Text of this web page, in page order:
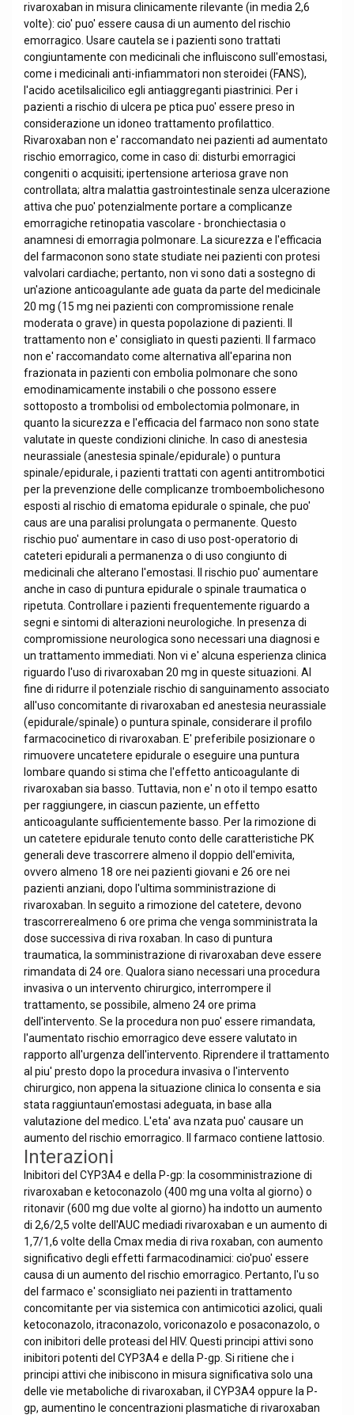
rivaroxaban in misura clinicamente rilevante (in media 2,6
volte): cio' puo' essere causa di un aumento del rischio
emorragico. Usare cautela se i pazienti sono trattati
congiuntamente con medicinali che influiscono sull'emostasi,
come i medicinali anti-infiammatori non steroidei (FANS),
l'acido acetilsalicilico egli antiaggreganti piastrinici. Per i
pazienti a rischio di ulcera pe ptica puo' essere preso in
considerazione un idoneo trattamento profilattico.
Rivaroxaban non e' raccomandato nei pazienti ad aumentato
rischio emorragico, come in caso di: disturbi emorragici
congeniti o acquisiti; ipertensione arteriosa grave non
controllata; altra malattia gastrointestinale senza ulcerazione
attiva che puo' potenzialmente portare a complicanze
emorragiche retinopatia vascolare - bronchiectasia o
anamnesi di emorragia polmonare. La sicurezza e l'efficacia
del farmaconon sono state studiate nei pazienti con protesi
valvolari cardiache; pertanto, non vi sono dati a sostegno di
un'azione anticoagulante ade guata da parte del medicinale
20 mg (15 mg nei pazienti con compromissione renale
moderata o grave) in questa popolazione di pazienti. Il
trattamento non e' consigliato in questi pazienti. Il farmaco
non e' raccomandato come alternativa all'eparina non
frazionata in pazienti con embolia polmonare che sono
emodinamicamente instabili o che possono essere
sottoposto a trombolisi od embolectomia polmonare, in
quanto la sicurezza e l'efficacia del farmaco non sono state
valutate in queste condizioni cliniche. In caso di anestesia
neurassiale (anestesia spinale/epidurale) o puntura
spinale/epidurale, i pazienti trattati con agenti antitrombotici
per la prevenzione delle complicanze tromboembolichesono
esposti al rischio di ematoma epidurale o spinale, che puo'
caus are una paralisi prolungata o permanente. Questo
rischio puo' aumentare in caso di uso post-operatorio di
cateteri epidurali a permanenza o di uso congiunto di
medicinali che alterano l'emostasi. Il rischio puo' aumentare
anche in caso di puntura epidurale o spinale traumatica o
ripetuta. Controllare i pazienti frequentemente riguardo a
segni e sintomi di alterazioni neurologiche. In presenza di
compromissione neurologica sono necessari una diagnosi e
un trattamento immediati. Non vi e' alcuna esperienza clinica
riguardo l'uso di rivaroxaban 20 mg in queste situazioni. Al
fine di ridurre il potenziale rischio di sanguinamento associato
all'uso concomitante di rivaroxaban ed anestesia neurassiale
(epidurale/spinale) o puntura spinale, considerare il profilo
farmacocinetico di rivaroxaban. E' preferibile posizionare o
rimuovere uncatetere epidurale o eseguire una puntura
lombare quando si stima che l'effetto anticoagulante di
rivaroxaban sia basso. Tuttavia, non e' n oto il tempo esatto
per raggiungere, in ciascun paziente, un effetto
anticoagulante sufficientemente basso. Per la rimozione di
un catetere epidurale tenuto conto delle caratteristiche PK
generali deve trascorrere almeno il doppio dell'emivita,
ovvero almeno 18 ore nei pazienti giovani e 26 ore nei
pazienti anziani, dopo l'ultima somministrazione di
rivaroxaban. In seguito a rimozione del catetere, devono
trascorrerealmeno 6 ore prima che venga somministrata la
dose successiva di riva roxaban. In caso di puntura
traumatica, la somministrazione di rivaroxaban deve essere
rimandata di 24 ore. Qualora siano necessari una procedura
invasiva o un intervento chirurgico, interrompere il
trattamento, se possibile, almeno 24 ore prima
dell'intervento. Se la procedura non puo' essere rimandata,
l'aumentato rischio emorragico deve essere valutato in
rapporto all'urgenza dell'intervento. Riprendere il trattamento
al piu' presto dopo la procedura invasiva o l'intervento
chirurgico, non appena la situazione clinica lo consenta e sia
stata raggiuntaun'emostasi adeguata, in base alla
valutazione del medico. L'eta' ava nzata puo' causare un
aumento del rischio emorragico. Il farmaco contiene lattosio.
Interazioni
Inibitori del CYP3A4 e della P-gp: la cosomministrazione di
rivaroxaban e ketoconazolo (400 mg una volta al giorno) o
ritonavir (600 mg due volte al giorno) ha indotto un aumento
di 2,6/2,5 volte dell'AUC mediadi rivaroxaban e un aumento di
1,7/1,6 volte della Cmax media di riva roxaban, con aumento
significativo degli effetti farmacodinamici: cio'puo' essere
causa di un aumento del rischio emorragico. Pertanto, l'u so
del farmaco e' sconsigliato nei pazienti in trattamento
concomitante per via sistemica con antimicotici azolici, quali
ketoconazolo, itraconazolo, voriconazolo e posaconazolo, o
con inibitori delle proteasi del HIV. Questi principi attivi sono
inibitori potenti del CYP3A4 e della P-gp. Si ritiene che i
principi attivi che inibiscono in misura significativa solo una
delle vie metaboliche di rivaroxaban, il CYP3A4 oppure la P-
gp, aumentino le concentrazioni plasmatiche di rivaroxaban